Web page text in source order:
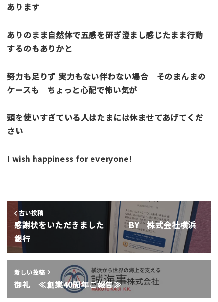
あります
ありのまま自然体で五感を研ぎ澄まし感じたまま行動
するのもありかと
努力も足りず 実力もない伴わない場合 そのまんまの
ケースも ちょっと心配で怖い気が
頭を使いすぎている人はたまには休ませてあげてくだ
さい
I wish happiness for everyone!
古い投稿
感謝状をいただきました BY 株式会社横浜
銀行
新しい投稿
御礼 ≪創業40周年ご報告≫